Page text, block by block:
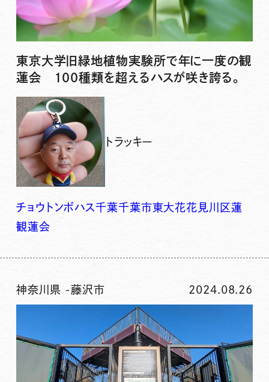
東京大学旧緑地植物実験所で年に一度の観
蓮会 100種類を超えるハスが咲き誇る。
トラッキー
チョウトンボハス千葉千葉市東大花花見川区蓮
観蓮会
神奈川県 -藤沢市 2024.08.26